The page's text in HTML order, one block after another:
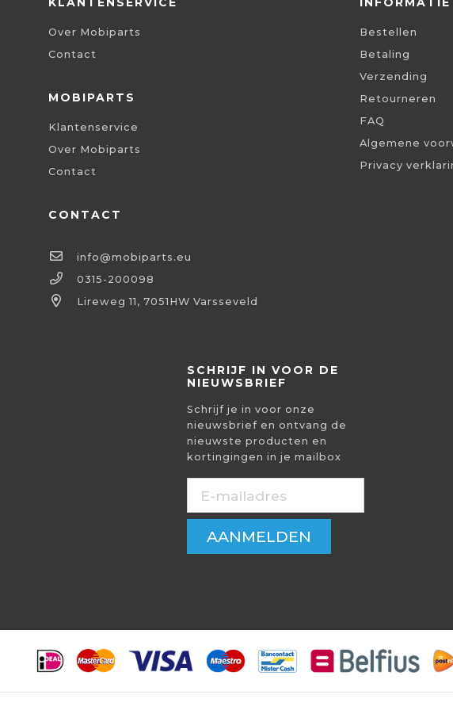
Over Mobiparts
Contact
MOBIPARTS
Klantenservice
Over Mobiparts
Contact
CONTACT
info@mobiparts.eu
0315-200098
Lireweg 11, 7051HW Varsseveld
Bestellen
Betaling
Verzending
Retourneren
FAQ
Algemene
Privacy
SCHRIJF IN VOOR DE
NIEUWSBRIEF
Schrijf je in voor onze
nieuwsbrief en ontvang de
nieuwste producten en
kortingingen in je mailbox
AANMELDEN